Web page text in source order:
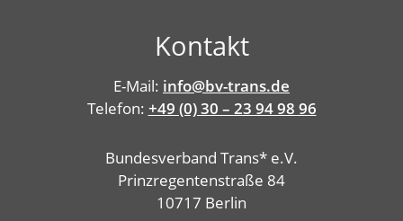
Kontakt
E-Mail: info@bv-trans.de
Telefon: +49 (0) 30 – 23 94 98 96
Bundesverband Trans* e.V.
Prinzregentenstraße 84
10717 Berlin